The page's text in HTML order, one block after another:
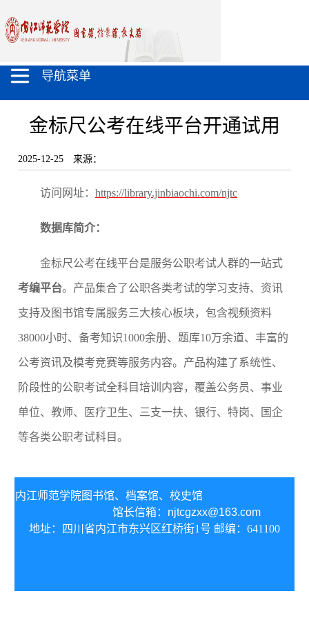
导航菜单
金标尺公考在线平台开通试用
2025-12-25 来源：
访问网址： https://library.jinbiaochi.com/njtc
数据库简介：
金标尺公考在线平台是服务公职考试人群的一站式
考编平台。产品集合了公职各类考试的学习支持、资讯
支持及图书馆专属服务三大核心板块，包含视频资料
38000小时、备考知识1000余册、题库10万余道、丰富的
公考资讯及模考竞赛等服务内容。产品构建了系统性、
阶段性的公职考试全科目培训内容，覆盖公务员、事业
单位、教师、医疗卫生、三支一扶、银行、特岗、国企
等各类公职考试科目。
内江师范学院图书馆、 档案馆、校史馆
馆长信箱： njtcgzxx@163.com
地址：四川省内江市东兴区红桥街1号 邮编：641100